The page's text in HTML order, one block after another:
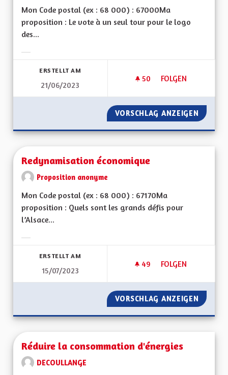
Mon Code postal (ex : 68 000) : 67000Ma
proposition : Le vote à un seul tour pour le logo
des...
ERSTELLT AM
21/06/2023
50 50 FOLLOWER
FOLGEN
REFAISONS LE
VORSCHLAG ANZEIGEN
Redynamisation économique
Proposition anonyme
Mon Code postal (ex : 68 000) : 67170Ma
proposition : Quels sont les grands défis pour
l’Alsace...
ERSTELLT AM
15/07/2023
49 49 FOLLOWER
FOLGEN
REDYNAMISATION
VORSCHLAG ANZEIGEN
Réduire la consommation d'énergies
DECOULLANGE